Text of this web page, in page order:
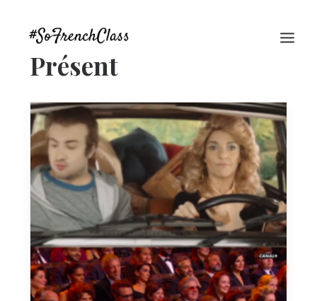
#SOFRENCHCLASS PRIVACY POLICY
Recherche
Présent